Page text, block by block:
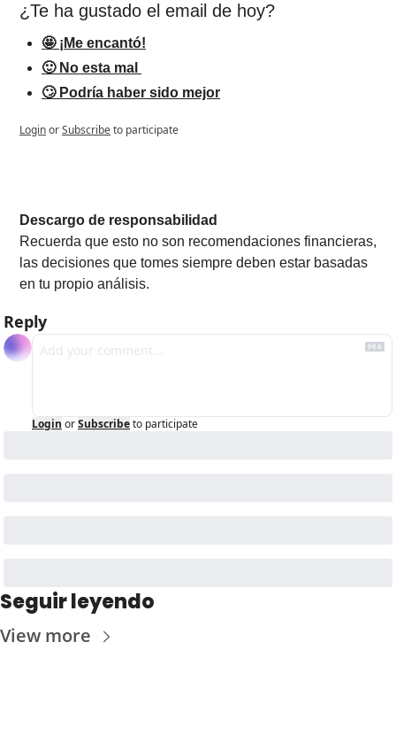
¿Te ha gustado el email de hoy?
🤩 ¡Me encantó!
🙂 No esta mal
🙄 Podría haber sido mejor
LoginorSubscribeto participate
Descargo de responsabilidad
Recuerda que esto no son recomendaciones financieras,
las decisiones que tomes siempre deben estar basadas
en tu propio análisis.
Reply
Login orSubscribeto participate
Seguir leyendo
View more